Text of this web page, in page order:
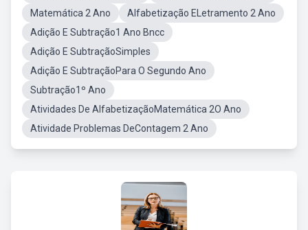
Matemática 2 Ano
Alfabetização ELetramento 2 Ano
Adição E Subtração1 Ano Bncc
Adição E SubtraçãoSimples
Adição E SubtraçãoPara O Segundo Ano
Subtração1º Ano
Atividades De AlfabetizaçãoMatemática 2O Ano
Atividade Problemas DeContagem 2 Ano